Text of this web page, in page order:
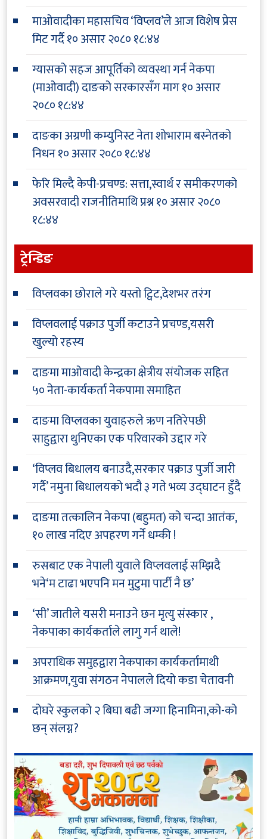
माओवादीका महासचिव ‘विप्लव’ले आज विशेष प्रेस
मिट गर्दै१० असार २०८० १८:४४
ग्यासको सहज आपूर्तिको व्यवस्था गर्न नेकपा
(माओवादी) दाङको सरकारसँग माग१० असार
२०८० १८:४४
दाङका अग्रणी कम्युनिस्ट नेता शोभाराम बस्नेतको
निधन१० असार २०८० १८:४४
फेरि मिल्दै केपी-प्रचण्ड: सत्ता,स्वार्थ र समीकरणको
अवसरवादी राजनीतिमाथि प्रश्न१० असार २०८०
१८:४४
ट्रेन्डिङ
विप्लवका छोराले गरे यस्तो ट्विट,देशभर तरंग
विप्लवलाई पक्राउ पुर्जी कटाउने प्रचण्ड,यसरी
खुल्यो रहस्य
दाङमा माओवादी केन्द्रका क्षेत्रीय संयोजक सहित
५० नेता-कार्यकर्ता नेकपामा समाहित
दाङमा विप्लवका युवाहरुले ऋण नतिरेपछी
साहुद्वारा थुनिएका एक परिवारको उद्दार गरे
‘विप्लव बिधालय बनाउदै,सरकार पक्राउ पुर्जी जारी
गर्दै’ नमुना बिधालयको भदौ ३ गते भव्य उद्घाटन हुँदै
दाङमा तत्कालिन नेकपा (बहुमत) को चन्दा आतंक,
१० लाख नदिए अपहरण गर्ने धम्की !
रुसबाट एक नेपाली युवाले विप्लवलाई सम्झिदै
भने‘म टाढा भएपनि मन मुटुमा पार्टी नै छ’
‘सी’ जातीले यसरी मनाउने छन मृत्यु संस्कार ,
नेकपाका कार्यकर्ताले लागु गर्न थाले!
अपराधिक समुहद्वारा नेकपाका कार्यकर्तामाथी
आक्रमण,युवा संगठन नेपालले दियो कडा चेतावनी
दोघरे स्कुलको २ बिघा बढी जग्गा हिनामिना,को-को
छन् संलग्न?